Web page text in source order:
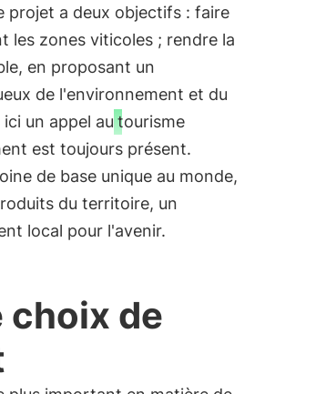
projet a deux objectifs : faire
les zones viticoles ; rendre la
en proposant un
de l'environnement et du
un appel au tourisme
est toujours présent.
de base unique au monde,
du territoire, un
local pour l'avenir.
choix de